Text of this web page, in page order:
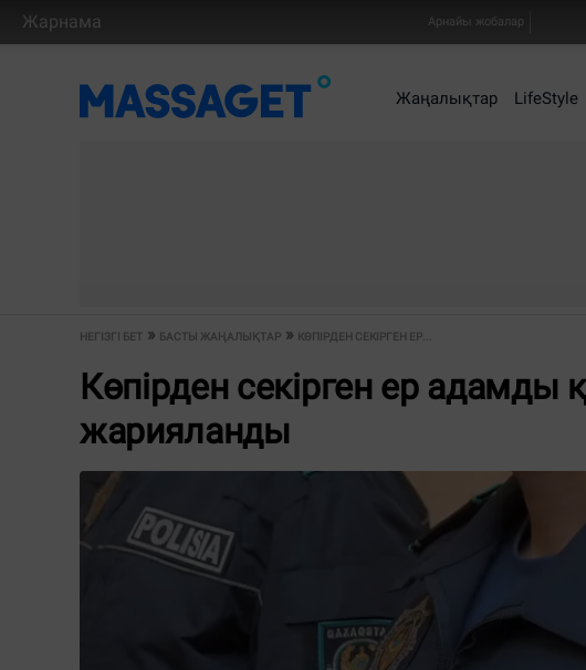
Жарнама Арнайы жобалар
Жаңалықтар LifeStyle
НЕГІЗГІ БЕТ БАСТЫ ЖАҢАЛЫҚТАР КӨПІРДЕН СЕКІРГЕН ЕР...
Көпірден секірген ер адамды
жарияланды